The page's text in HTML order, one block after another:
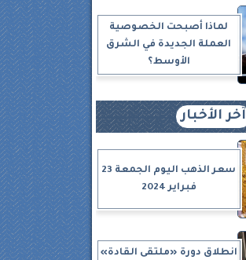
لماذا أصبحت الخصوصية
العملة الجديدة في الشرق
الأوسط؟
آخر الأخبار
سعر الذهب اليوم الجمعة 23
فبراير 2024
انطلاق دورة «ملتقى القادة»